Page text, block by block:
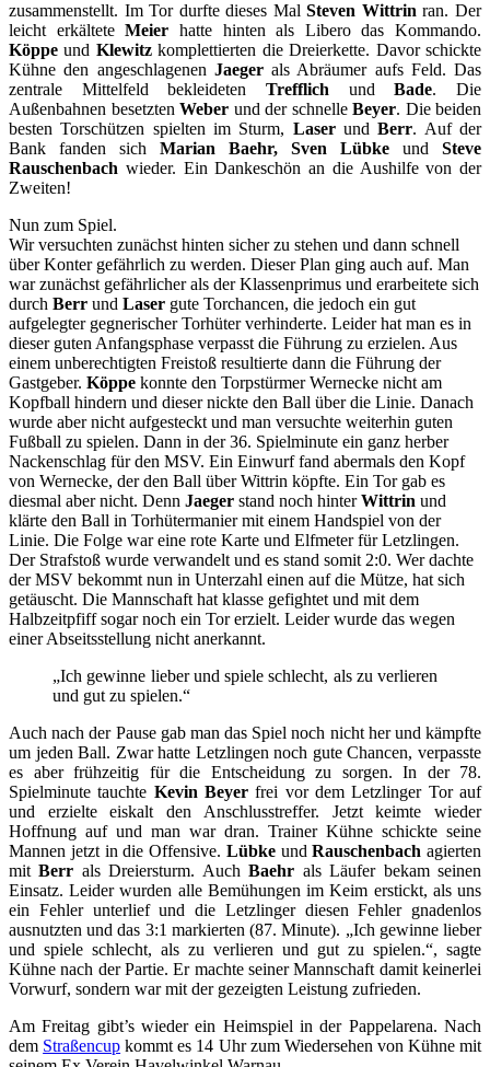
zusammenstellt. Im Tor durfte dieses MalSteven Wittrin ran. Der
leicht erkälteteMeier hatte hinten als Libero das Kommando.
Köppe und Klewitzkomplettierten die Dreierkette. Davor schickte
Kühne den angeschlagenen Jaegerals Abräumer aufs Feld. Das
zentrale Mittelfeld bekleideten Trefflich undBade. Die
Außenbahnen besetzten Weber und der schnelle Beyer. Die beiden
besten Torschützen spielten im Sturm, LaserundBerr. Auf der
Bank fanden sich Marian Baehr, Sven Lübke und Steve
Rauschenbach wieder. Ein Dankeschön an die Aushilfe von der
Zweiten!
Nun zum Spiel.
Wir versuchten zunächst hinten sicher zu stehen und dann schnell
über Konter gefährlich zu werden. Dieser Plan ging auch auf. Man
war zunächst gefährlicher als der Klassenprimus und erarbeitete sich
durch Berr und Laser gute Torchancen, die jedoch ein gut
aufgelegter gegnerischer Torhüter verhinderte. Leider hat man es in
dieser guten Anfangsphase verpasst die Führung zu erzielen. Aus
einem unberechtigten Freistoß resultierte dann die Führung der
Gastgeber. Köppe konnte den Torpstürmer Wernecke nicht am
Kopfball hindern und dieser nickte den Ball über die Linie. Danach
wurde aber nicht aufgesteckt und man versuchte weiterhin guten
Fußball zu spielen. Dann in der 36. Spielminute ein ganz herber
Nackenschlag für den MSV. Ein Einwurf fand abermals den Kopf
von Wernecke, der den Ball über Wittrin köpfte. Ein Tor gab es
diesmal aber nicht. Denn Jaeger stand noch hinterWittrin und
klärte den Ball in Torhütermanier mit einem Handspiel von der
Linie. Die Folge war eine rote Karte und Elfmeter für Letzlingen.
Der Strafstoß wurde verwandelt und es stand somit 2:0. Wer dachte
der MSV bekommt nun in Unterzahl einen auf die Mütze, hat sich
getäuscht. Die Mannschaft hat klasse gefightet und mit dem
Halbzeitpfiff sogar noch ein Tor erzielt. Leider wurde das wegen
einer Abseitsstellung nicht anerkannt.
„Ich gewinne lieber und spiele schlecht, als zu verlieren
und gut zu spielen.“
Auch nach der Pause gab man das Spiel noch nicht her und kämpfte
um jeden Ball. Zwar hatte Letzlingen noch gute Chancen, verpasste
es aber frühzeitig für die Entscheidung zu sorgen. In der 78.
Spielminute tauchte Kevin Beyer frei vor dem Letzlinger Tor auf
und erzielte eiskalt den Anschlusstreffer. Jetzt keimte wieder
Hoffnung auf und man war dran. Trainer Kühne schickte seine
Mannen jetzt in die Offensive. LübkeundRauschenbach agierten
mitBerr als Dreiersturm. AuchBaehr als Läufer bekam seinen
Einsatz. Leider wurden alle Bemühungen im Keim erstickt, als uns
ein Fehler unterlief und die Letzlinger diesen Fehler gnadenlos
ausnutzten und das 3:1 markierten (87. Minute). „Ich gewinne lieber
und spiele schlecht, als zu verlieren und gut zu spielen.“, sagte
Kühne nach der Partie. Er machte seiner Mannschaft damit keinerlei
Vorwurf, sondern war mit der gezeigten Leistung zufrieden.
Am Freitag gibt’s wieder ein Heimspiel in der Pappelarena. Nach
dem Straßencup kommt es 14 Uhr zum Wiedersehen von Kühne mit